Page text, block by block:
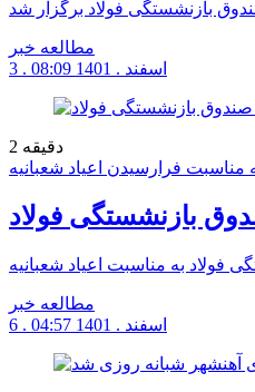
مطالعه خبر
3 . اسفند . 1401
08:09
2 دقیقه
مناسبت فرارسیدن اعیاد شعبانیه
بازنشستگی فولاد
فولاد به مناسبت اعیاد شعبانیه
مطالعه خبر
6 . اسفند . 1401
04:57